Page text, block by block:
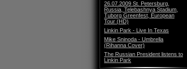
26.07.2009 St. Petersburg,
Russia, Telebashnya Stadium,
Tuborg Greenfest, European
Tour (HD)
Linkin Park - Live In Texas
Mike Sninoda - Umbrella
(Rihanna Cover)
The Russian President listens to
Linkin Park